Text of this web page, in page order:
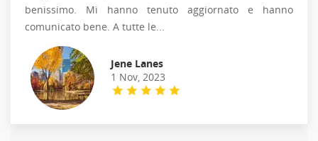
benissimo. Mi hanno tenuto aggiornato e hanno
comunicato bene. A tutte le...
Jene Lanes
1 Nov, 2023